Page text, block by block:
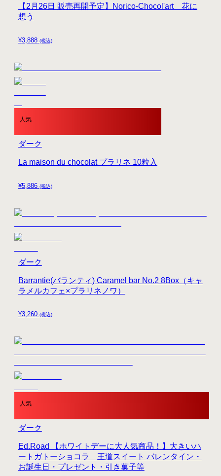
¥3,888 (税込)
【2月26日 販売再開予定】Norico-Chocol'art 花に
想う
人気
¥5,886 (税込)
La maison du chocolat プラリネ 10粒入
ダーク
¥3,260 (税込)
Barrantie(バランティ) Caramel bar No.2 8Box（キャ
ラメルカフェ×プラリネノワ）
ダーク
人気
Ed.Road 【ホワイトデーに大人気商品！】大きいハ
ートガトーショコラ 王道スイート バレンタイン・
お誕生日・プレゼント・引き菓子等
ダーク